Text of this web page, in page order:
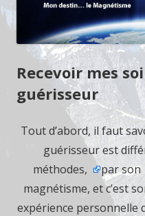
Recevoir mes
guérisseur
Tout d’abord, il faut
guérisseur est
méthodes,
par son
magnétisme, et c’est
expérience personnelle